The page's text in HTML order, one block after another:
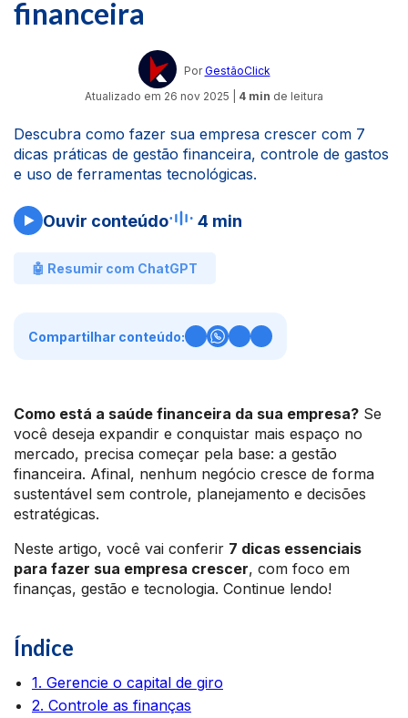
financeira
Por GestãoClick
Atualizado em 26 nov 2025 4 min de leitura
Descubra como fazer sua empresa crescer com 7
dicas práticas de gestão financeira, controle de gastos
e uso de ferramentas tecnológicas.
Ouvir conteúdo 4 min
🤖 Resumir com ChatGPT
Compartilhar conteúdo:
Como está a saúde financeira da sua empresa? Se
você deseja expandir e conquistar mais espaço no
mercado, precisa começar pela base: a gestão
financeira. Afinal, nenhum negócio cresce de forma
sustentável sem controle, planejamento e decisões
estratégicas.
Neste artigo, você vai conferir 7 dicas essenciais
para fazer sua empresa crescer, com foco em
finanças, gestão e tecnologia. Continue lendo!
Índice
1. Gerencie o capital de giro
2. Controle as finanças